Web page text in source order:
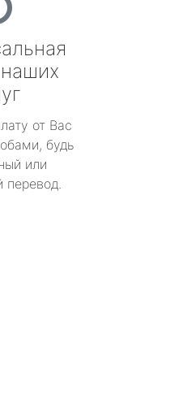
от Вас
будь
или
перевод.